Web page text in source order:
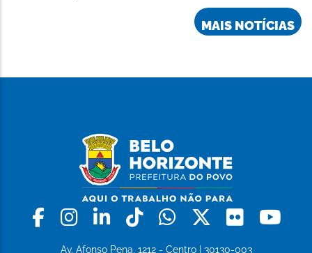
MAIS NOTÍCIAS
Facebook
Instagram
LinkedinTiktokWhatsapp
X Flickr
Av. Afonso Pena, 1212 - Centro | 30130-003